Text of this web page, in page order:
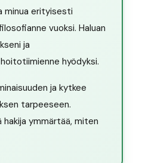
minua erityisesti
vuoksi. Haluan
ja
hyödyksi.
ja kytkee
tarpeeseen.
hakija ymmärtää, miten